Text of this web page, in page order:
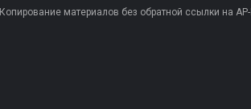
Копирование материалов без обратной ссылки на